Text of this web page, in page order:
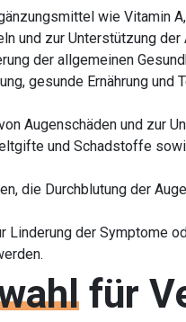
wie Vitamin
und zur Unterstützung
der allgemeinen
gesunde Ernährung und
Augenschäden und zur
und Schadstoffe
die Durchblutung der
Linderung der Symptome
für